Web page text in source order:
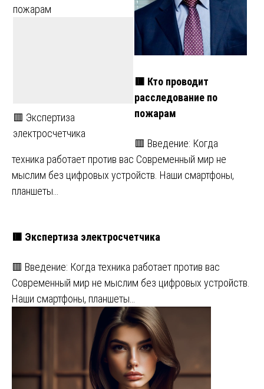
пожарам
🟥 Экспертиза
электросчетчика
🟥 Кто проводит
расследование по
пожарам
🟥 Введение: Когда
техника работает против вас Современный мир не
мыслим без цифровых устройств. Наши смартфоны,
планшеты…
🟥 Экспертиза электросчетчика
🟥 Введение: Когда техника работает против вас
Современный мир не мыслим без цифровых устройств.
Наши смартфоны, планшеты…